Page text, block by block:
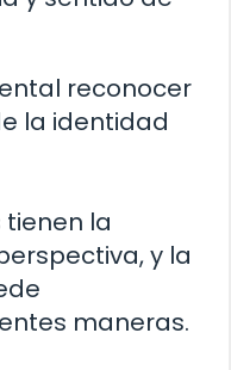
reconocer
la identidad
tienen la
y la
maneras.